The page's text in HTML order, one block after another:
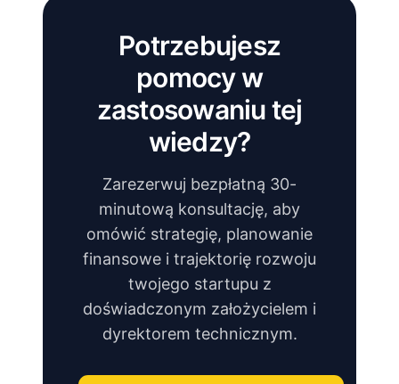
Potrzebujesz
pomocy w
zastosowaniu tej
wiedzy?
Zarezerwuj bezpłatną 30-
minutową konsultację, aby
omówić strategię, planowanie
finansowe i trajektorię rozwoju
twojego startupu z
doświadczonym założycielem i
dyrektorem technicznym.